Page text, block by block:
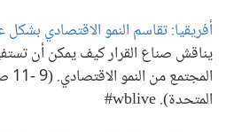
أفريقيا: تقاسم النمو الاقتصادي
يناقش صناع القرار كيف يمكن أن
المتحدة). wblive#